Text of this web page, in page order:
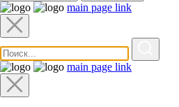
main page link
main page link